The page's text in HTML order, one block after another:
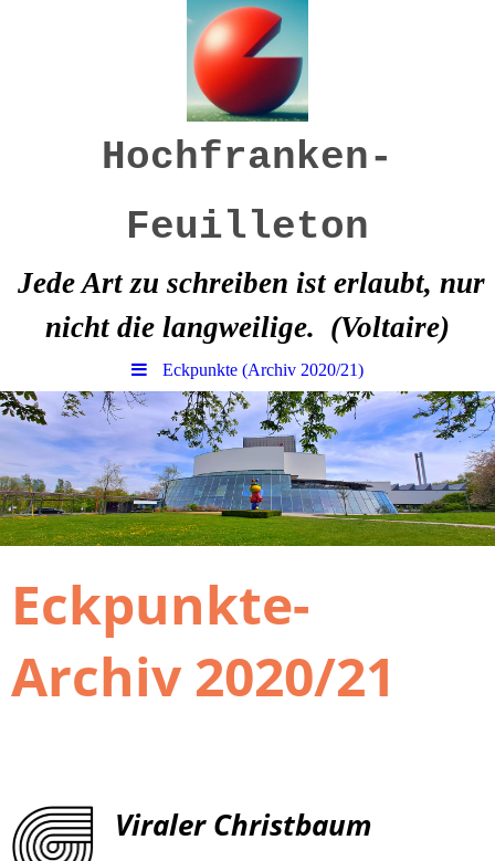
Hochfranken-
Feuilleton
Jede Art zu schreiben ist erlaubt, nur
nicht die langweilige. (Voltaire)
Eckpunkte (Archiv 2020/21)
Eckpunkte-
Archiv 2020/21
Viraler Christbaum